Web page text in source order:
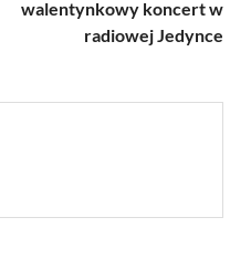
walentynkowy koncert w
radiowej Jedynce